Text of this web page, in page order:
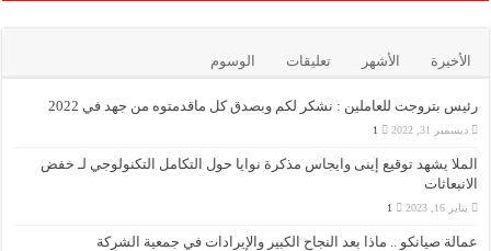
الأخيرة الأشهر تعليقات الوسوم
رئيس بتروجت للعاملين : نشكر لكم وبصدق كل ماقدمتوه من جهد في 2022
ديسمبر 31, 2022 1
الملا يشهد توقيع إينى وايجاس مذكرة نوايا حول التكامل التكنولوجي لـ خفض
الانبعاثات
يناير 16, 2023 1
عمالة صيانكو .. ماذا بعد النجاح الكبير والإيرادات في جمعية الشركة